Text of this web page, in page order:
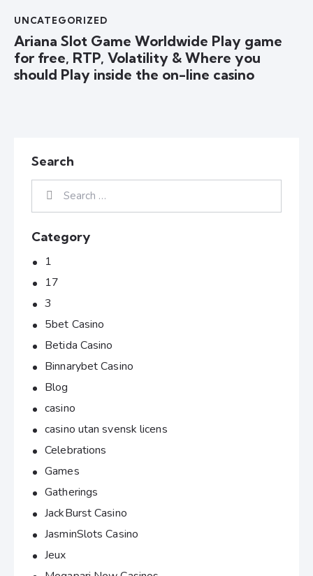
UNCATEGORIZED
Ariana Slot Game Worldwide Play game
for free, RTP, Volatility & Where you
should Play inside the on-line casino
Search
Category
1
17
3
5bet Casino
Betida Casino
Binnarybet Casino
Blog
casino
casino utan svensk licens
Celebrations
Games
Gatherings
JackBurst Casino
JasminSlots Casino
Jeux